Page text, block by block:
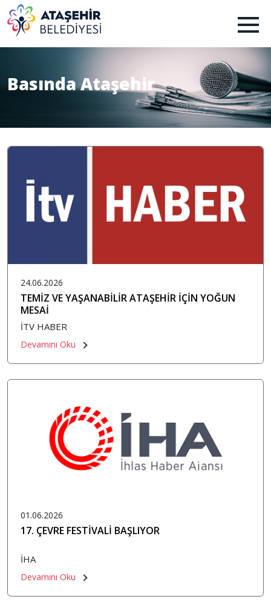
Basında Ataşehir
24.06.2026
TEMİZ VE YAŞANABİLİR ATAŞEHİR İÇİN YOĞUN
MESAİ
İTV HABER
Devamını Oku
01.06.2026
17. ÇEVRE FESTİVALİ BAŞLIYOR
İHA
Devamını Oku